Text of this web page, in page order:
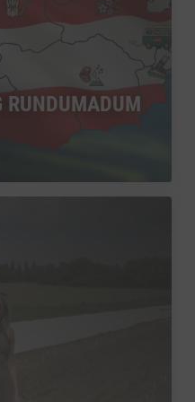
RUNDUMADUM